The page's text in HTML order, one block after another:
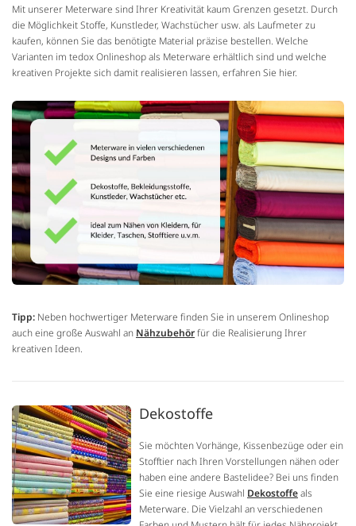
Mit unserer Meterware sind Ihrer Kreativität kaum Grenzen gesetzt. Durch
die Möglichkeit Stoffe, Kunstleder, Wachstücher usw. als Laufmeter zu
kaufen, können Sie das benötigte Material präzise bestellen. Welche
Varianten im tedox Onlineshop als Meterware erhältlich sind und welche
kreativen Projekte sich damit realisieren lassen, erfahren Sie hier.
Tipp: Neben hochwertiger Meterware finden Sie in unserem Onlineshop
auch eine große Auswahl an Nähzubehörfür die Realisierung Ihrer
kreativen Ideen.
Dekostoffe
Sie möchten Vorhänge, Kissenbezüge oder ein
Stofftier nach Ihren Vorstellungen nähen oder
haben eine andere Bastelidee? Bei uns finden
Sie eine riesige Auswahl Dekostoffeals
Meterware. Die Vielzahl an verschiedenen